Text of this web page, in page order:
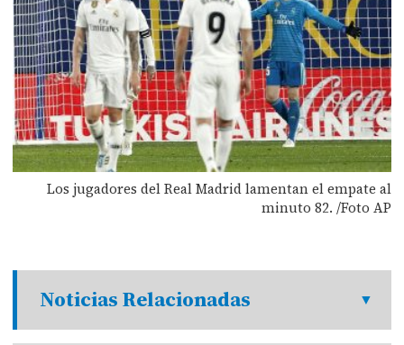
Los jugadores del Real Madrid lamentan el empate al
minuto 82. /Foto AP
Noticias Relacionadas